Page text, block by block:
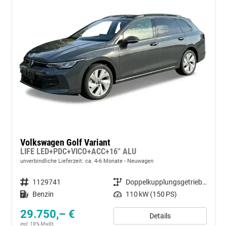
Volkswagen Golf Variant
LIFE LED+PDC+VICO+ACC+16'' ALU
unverbindliche Lieferzeit: ca. 4-6 Monate Neuwagen
Fahrzeugnummer 1129741 Getriebe
Doppelkupplungsgetriebe (DSG)
Kraftstoff Benzin Leistung 110 kW (150 PS)
29.750,– €
incl. 19% MwSt.
Details